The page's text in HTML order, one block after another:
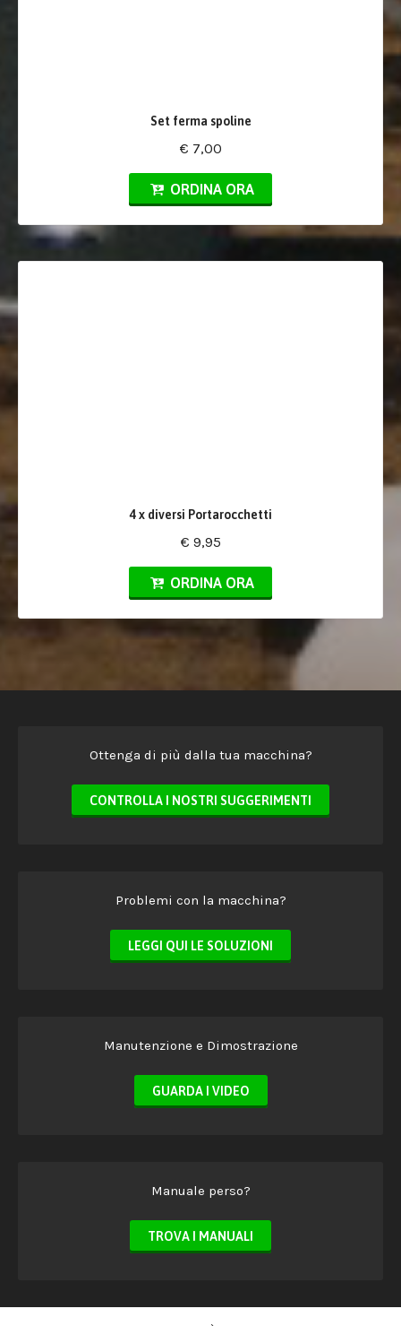
Set ferma spoline
€ 7,00
ORDINA ORA
4 x diversi Portarocchetti
€ 9,95
ORDINA ORA
Ottenga di più dalla tua macchina?
CONTROLLA I NOSTRI SUGGERIMENTI
Problemi con la macchina?
LEGGI QUI LE SOLUZIONI
Manutenzione e Dimostrazione
GUARDA I VIDEO
Manuale perso?
TROVA I MANUALI